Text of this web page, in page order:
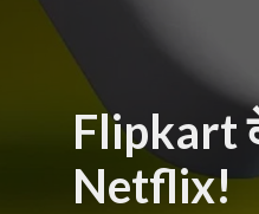
Flipkart
Netflix!